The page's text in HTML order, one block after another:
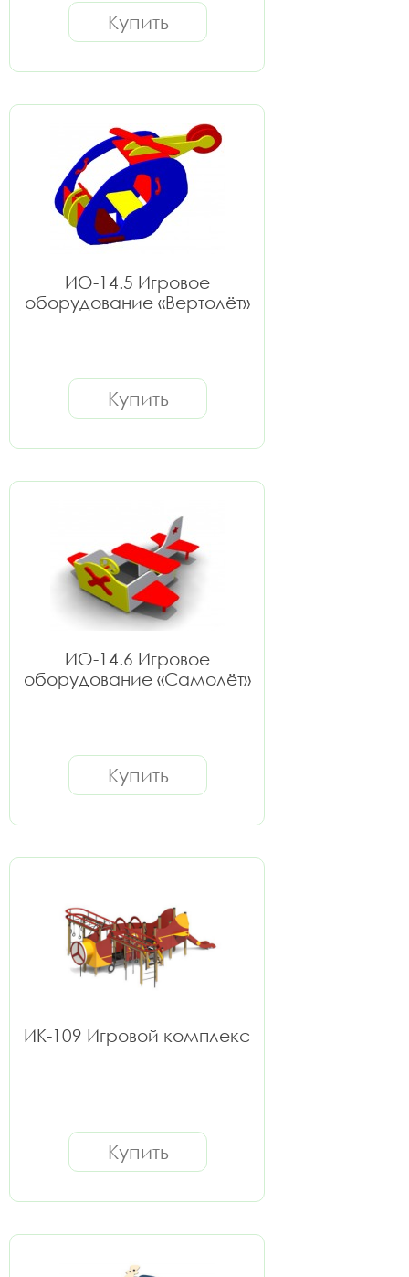
Купить
ИО-14.5 Игровое
оборудование «Вертолёт»
Купить
ИО-14.6 Игровое
оборудование «Самолёт»
Купить
ИК-109 Игровой комплекс
Купить